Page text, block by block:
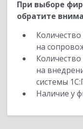
При выборе
обратите
на
на
системы
Наличие у